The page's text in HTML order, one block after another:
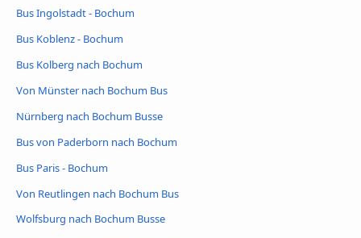
Bus Ingolstadt - Bochum
Bus Koblenz - Bochum
Bus Kolberg nach Bochum
Von Münster nach Bochum Bus
Nürnberg nach Bochum Busse
Bus von Paderborn nach Bochum
Bus Paris - Bochum
Von Reutlingen nach Bochum Bus
Wolfsburg nach Bochum Busse